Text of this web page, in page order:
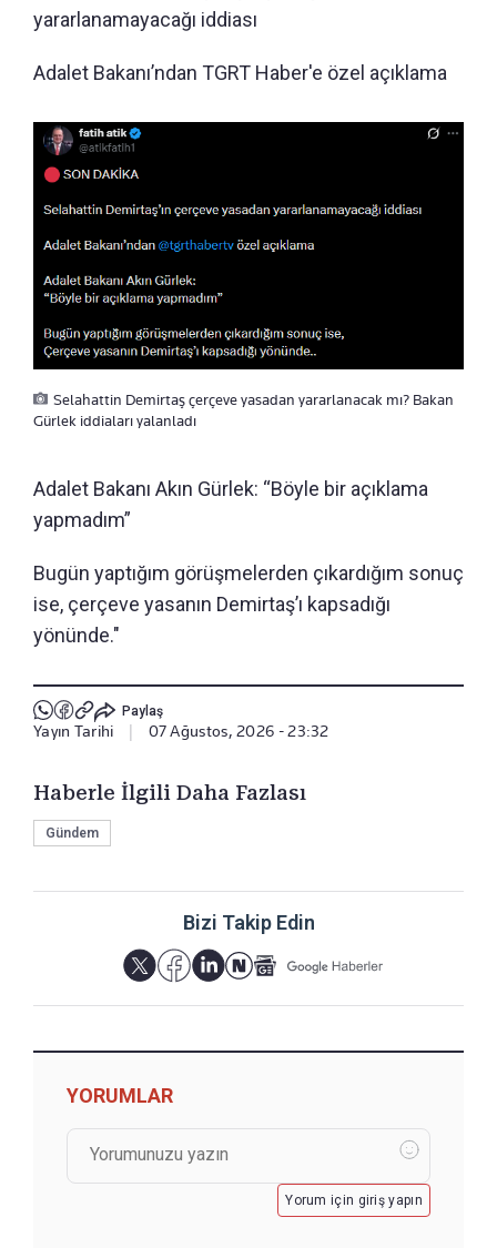
yararlanamayacağı iddiası
Adalet Bakanı’ndan TGRT Haber'e özel açıklama
Selahattin Demirtaş çerçeve yasadan yararlanacak mı? Bakan
Gürlek iddiaları yalanladı
Adalet Bakanı Akın Gürlek: “Böyle bir açıklama
yapmadım”
Bugün yaptığım görüşmelerden çıkardığım sonuç
ise, çerçeve yasanın Demirtaş’ı kapsadığı
yönünde."
Paylaş
Yayın Tarihi 07 Ağustos, 2026 - 23:32
Haberle İlgili Daha Fazlası
Gündem
Bizi Takip Edin
YORUMLAR
Yorum için giriş yapın